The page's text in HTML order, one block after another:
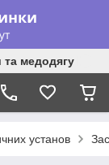
та медодягу
установ